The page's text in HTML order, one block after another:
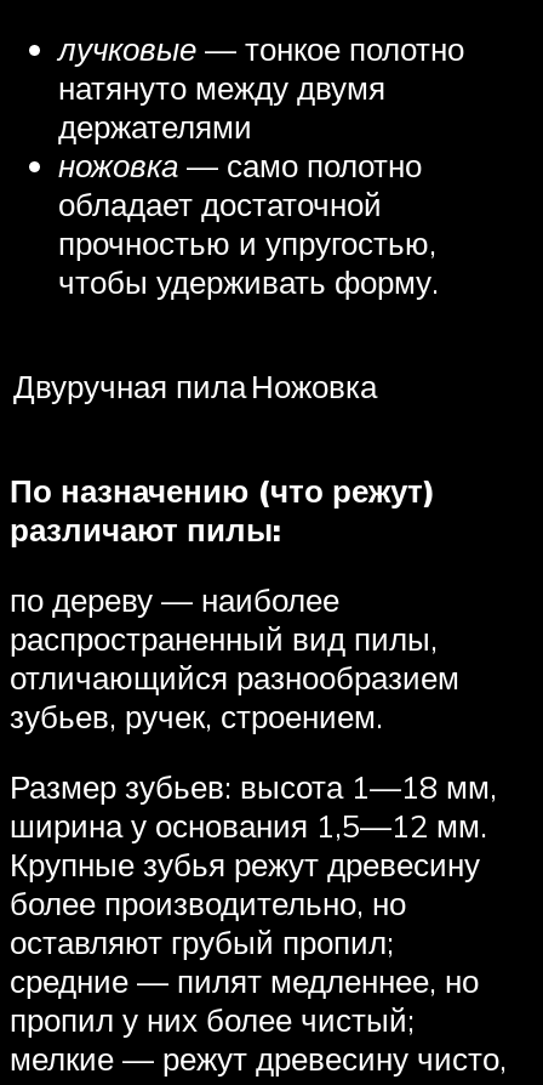
лучковые — тонкое полотно
натянуто между двумя
держателями
ножовка — само полотно
обладает достаточной
прочностью и упругостью,
чтобы удерживать форму.
Двуручная пилаНожовка
По назначению (что режут)
различают пилы:
по дереву — наиболее
распространенный вид пилы,
отличающийся разнообразием
зубьев, ручек, строением.
Размер зубьев: высота 1—18 мм,
ширина у основания 1,5—12 мм.
Крупные зубья режут древесину
более производительно, но
оставляют грубый пропил;
средние — пилят медленнее, но
пропил у них более чистый;
мелкие — режут древесину чисто,